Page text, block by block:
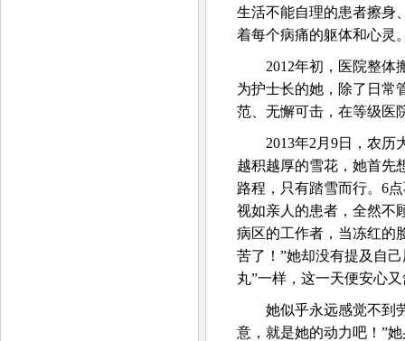
生活不能自理的患者擦
着每个病痛的躯体和心灵
2012年初，医院整体
为护士长的她，除了日常
范、无懈可击，在等级医
2013年2月9日，农
越积越厚的雪花，她首先
路程，只有踏雪而行。6
视如亲人的患者，全然不
病区的工作者，当冻红的
苦了！”她却没有提及自
丸”一样，这一天便安心
她似乎永远感觉不到
意，就是她的动力吧！”